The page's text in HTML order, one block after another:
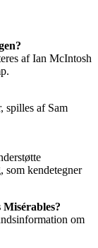
af Ian McIntosh
spilles af Sam
som kendetegner
om